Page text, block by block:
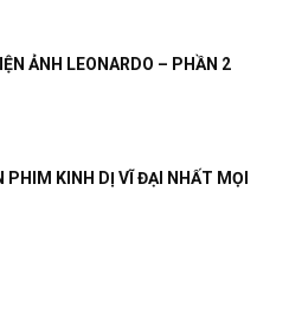
ẢNH LEONARDO – PHẦN 2
PHIM KINH DỊ VĨ ĐẠI NHẤT MỌI